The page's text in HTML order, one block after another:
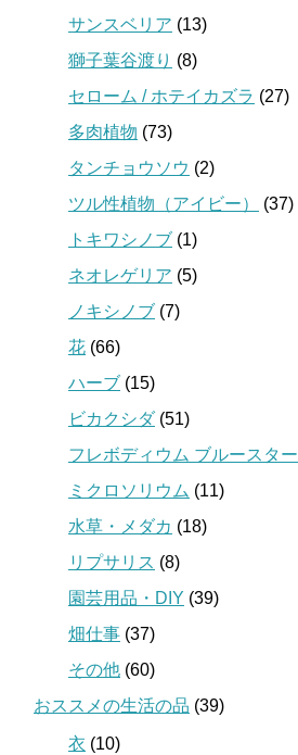
サンスベリア (13)
獅子葉谷渡り (8)
セローム / ホテイカズラ (27)
多肉植物 (73)
タンチョウソウ (2)
ツル性植物（アイビー）
(37)
トキワシノブ (1)
ネオレゲリア (5)
ノキシノブ (7)
花 (66)
ハーブ (15)
ビカクシダ(51)
フレボディウム ブルースター
ミクロソリウム (11)
水草・メダカ (18)
リプサリス (8)
園芸用品・DIY (39)
畑仕事 (37)
その他 (60)
おススメの生活の品 (39)
衣 (10)